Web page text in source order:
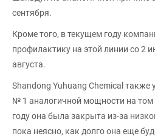
сентября.
Кроме того, в текущем году
профилактику на этой линии со 2
августа.
Shandong Yuhuang Chemical также
№ 1 аналогичной мощности на том
году она была закрыта из-за
пока неясно, как долго она еще